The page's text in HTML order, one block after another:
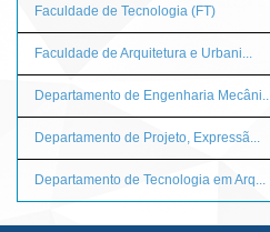
Faculdade de Tecnologia (FT)
Faculdade de Arquitetura e Urbani...
Departamento de Engenharia Mecâni...
Departamento de Projeto, Expressã...
Departamento de Tecnologia em Arq...